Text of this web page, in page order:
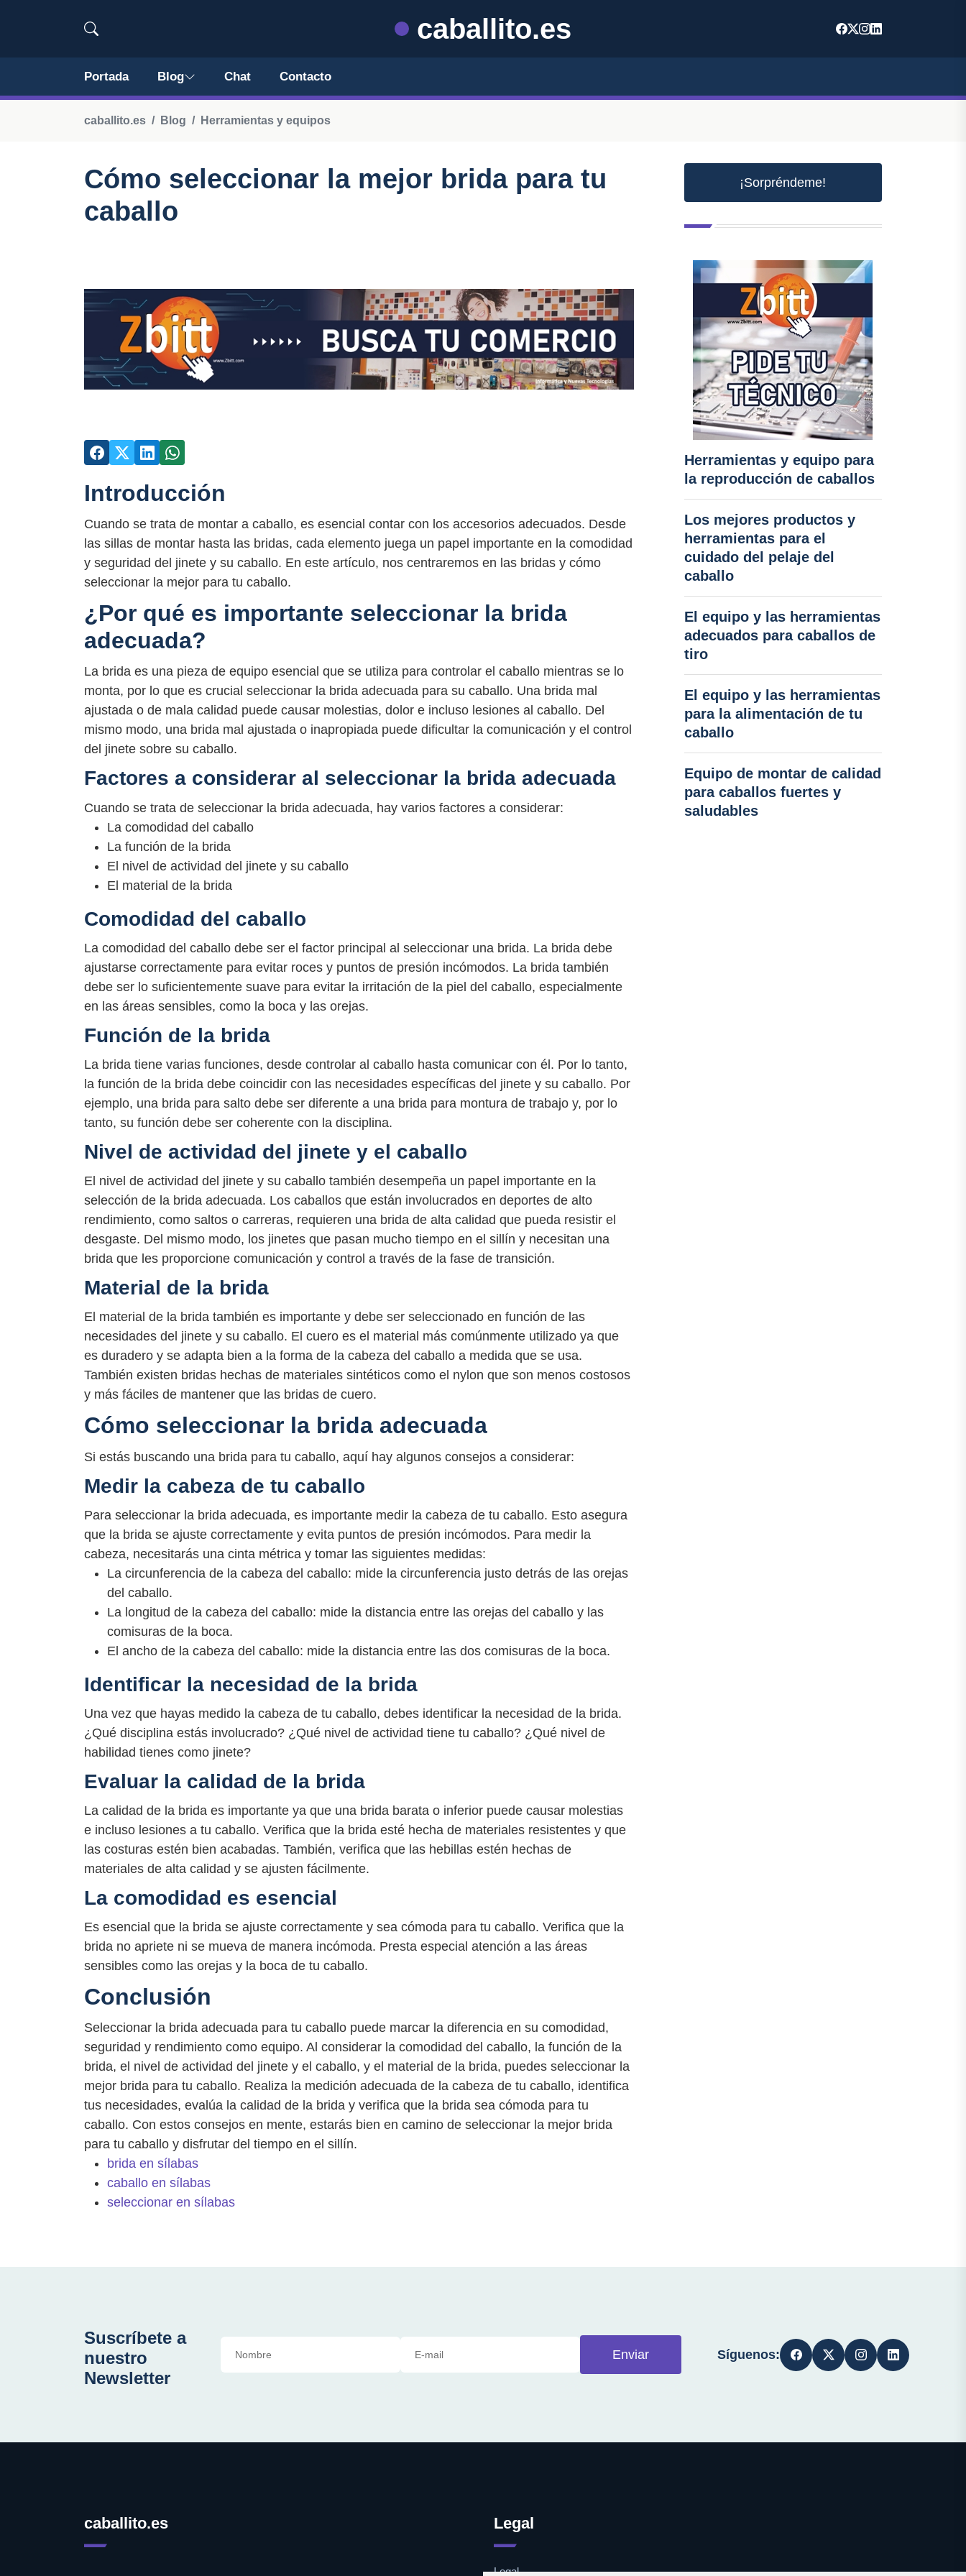
caballito.es
Portada Blog Chat Contacto
caballito.es Blog Herramientas y equipos
Cómo seleccionar la mejor brida para tu
caballo
Introducción
Cuando se trata de montar a caballo, es esencial contar con los accesorios adecuados. Desde
las sillas de montar hasta las bridas, cada elemento juega un papel importante en la comodidad
y seguridad del jinete y su caballo. En este artículo, nos centraremos en las bridas y cómo
seleccionar la mejor para tu caballo.
¿Por qué es importante seleccionar la brida
adecuada?
La brida es una pieza de equipo esencial que se utiliza para controlar el caballo mientras se lo
monta, por lo que es crucial seleccionar la brida adecuada para su caballo. Una brida mal
ajustada o de mala calidad puede causar molestias, dolor e incluso lesiones al caballo. Del
mismo modo, una brida mal ajustada o inapropiada puede dificultar la comunicación y el control
del jinete sobre su caballo.
Factores a considerar al seleccionar la brida adecuada
Cuando se trata de seleccionar la brida adecuada, hay varios factores a considerar:
La comodidad del caballo
La función de la brida
El nivel de actividad del jinete y su caballo
El material de la brida
Comodidad del caballo
La comodidad del caballo debe ser el factor principal al seleccionar una brida. La brida debe
ajustarse correctamente para evitar roces y puntos de presión incómodos. La brida también
debe ser lo suficientemente suave para evitar la irritación de la piel del caballo, especialmente
en las áreas sensibles, como la boca y las orejas.
Función de la brida
La brida tiene varias funciones, desde controlar al caballo hasta comunicar con él. Por lo tanto,
la función de la brida debe coincidir con las necesidades específicas del jinete y su caballo. Por
ejemplo, una brida para salto debe ser diferente a una brida para montura de trabajo y, por lo
tanto, su función debe ser coherente con la disciplina.
Nivel de actividad del jinete y el caballo
El nivel de actividad del jinete y su caballo también desempeña un papel importante en la
selección de la brida adecuada. Los caballos que están involucrados en deportes de alto
rendimiento, como saltos o carreras, requieren una brida de alta calidad que pueda resistir el
desgaste. Del mismo modo, los jinetes que pasan mucho tiempo en el sillín y necesitan una
brida que les proporcione comunicación y control a través de la fase de transición.
Material de la brida
El material de la brida también es importante y debe ser seleccionado en función de las
necesidades del jinete y su caballo. El cuero es el material más comúnmente utilizado ya que
es duradero y se adapta bien a la forma de la cabeza del caballo a medida que se usa.
También existen bridas hechas de materiales sintéticos como el nylon que son menos costosos
y más fáciles de mantener que las bridas de cuero.
Cómo seleccionar la brida adecuada
Si estás buscando una brida para tu caballo, aquí hay algunos consejos a considerar:
Medir la cabeza de tu caballo
Para seleccionar la brida adecuada, es importante medir la cabeza de tu caballo. Esto asegura
que la brida se ajuste correctamente y evita puntos de presión incómodos. Para medir la
cabeza, necesitarás una cinta métrica y tomar las siguientes medidas:
La circunferencia de la cabeza del caballo: mide la circunferencia justo detrás de las orejas
del caballo.
La longitud de la cabeza del caballo: mide la distancia entre las orejas del caballo y las
comisuras de la boca.
El ancho de la cabeza del caballo: mide la distancia entre las dos comisuras de la boca.
Identificar la necesidad de la brida
Una vez que hayas medido la cabeza de tu caballo, debes identificar la necesidad de la brida.
¿Qué disciplina estás involucrado? ¿Qué nivel de actividad tiene tu caballo? ¿Qué nivel de
habilidad tienes como jinete?
Evaluar la calidad de la brida
La calidad de la brida es importante ya que una brida barata o inferior puede causar molestias
e incluso lesiones a tu caballo. Verifica que la brida esté hecha de materiales resistentes y que
las costuras estén bien acabadas. También, verifica que las hebillas estén hechas de
materiales de alta calidad y se ajusten fácilmente.
La comodidad es esencial
Es esencial que la brida se ajuste correctamente y sea cómoda para tu caballo. Verifica que la
brida no apriete ni se mueva de manera incómoda. Presta especial atención a las áreas
sensibles como las orejas y la boca de tu caballo.
Conclusión
Seleccionar la brida adecuada para tu caballo puede marcar la diferencia en su comodidad,
seguridad y rendimiento como equipo. Al considerar la comodidad del caballo, la función de la
brida, el nivel de actividad del jinete y el caballo, y el material de la brida, puedes seleccionar la
mejor brida para tu caballo. Realiza la medición adecuada de la cabeza de tu caballo, identifica
tus necesidades, evalúa la calidad de la brida y verifica que la brida sea cómoda para tu
caballo. Con estos consejos en mente, estarás bien en camino de seleccionar la mejor brida
para tu caballo y disfrutar del tiempo en el sillín.
brida en sílabas
caballo en sílabas
seleccionar en sílabas
¡Sorpréndeme!
Herramientas y equipo para
la reproducción de caballos
Los mejores productos y
herramientas para el
cuidado del pelaje del
caballo
El equipo y las herramientas
adecuados para caballos de
tiro
El equipo y las herramientas
para la alimentación de tu
caballo
Equipo de montar de calidad
para caballos fuertes y
saludables
Suscríbete a
nuestro
Newsletter
Enviar Síguenos:
caballito.es Legal
Legal